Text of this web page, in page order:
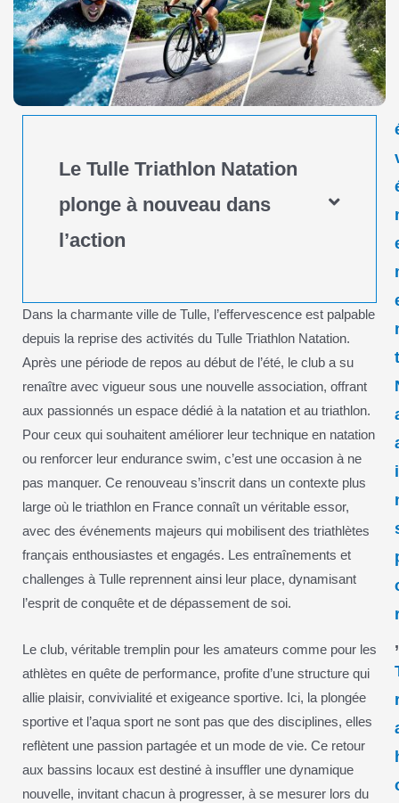
Le Tulle Triathlon Natation
plonge à nouveau dans
l’action
Dans la charmante ville de Tulle, l’effervescence est palpable
depuis la reprise des activités du Tulle Triathlon Natation.
Après une période de repos au début de l’été, le club a su
renaître avec vigueur sous une nouvelle association, offrant
aux passionnés un espace dédié à la natation et au triathlon.
Pour ceux qui souhaitent améliorer leur technique en natation
ou renforcer leur endurance swim, c’est une occasion à ne
pas manquer. Ce renouveau s’inscrit dans un contexte plus
large où le triathlon en France connaît un véritable essor,
avec des événements majeurs qui mobilisent des triathlètes
français enthousiastes et engagés. Les entraînements et
challenges à Tulle reprennent ainsi leur place, dynamisant
l’esprit de conquête et de dépassement de soi.
Le club, véritable tremplin pour les amateurs comme pour les
athlètes en quête de performance, profite d’une structure qui
allie plaisir, convivialité et exigeance sportive. Ici, la plongée
sportive et l’aqua sport ne sont pas que des disciplines, elles
reflètent une passion partagée et un mode de vie. Ce retour
aux bassins locaux est destiné à insuffler une dynamique
nouvelle, invitant chacun à progresser, à se mesurer lors du
,